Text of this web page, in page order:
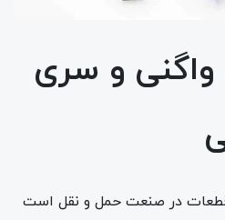
واگنی و سری
در صنعت حمل و نقل است